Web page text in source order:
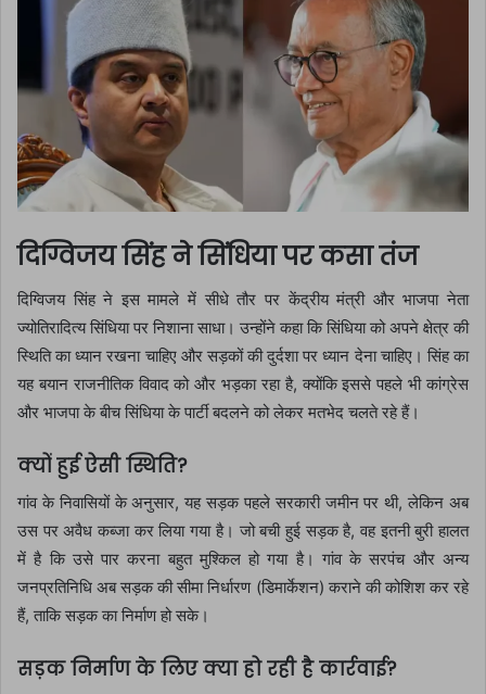
दिग्विजय सिंह ने सिंधिया पर कसा तंज
दिग्विजय सिंह ने इस मामले में सीधे तौर पर केंद्रीय मंत्री और भाजपा नेता
ज्योतिरादित्य सिंधिया पर निशाना साधा। उन्होंने कहा कि सिंधिया को अपने क्षेत्र की
स्थिति का ध्यान रखना चाहिए और सड़कों की दुर्दशा पर ध्यान देना चाहिए। सिंह का
यह बयान राजनीतिक विवाद को और भड़का रहा है, क्योंकि इससे पहले भी कांग्रेस
और भाजपा के बीच सिंधिया के पार्टी बदलने को लेकर मतभेद चलते रहे हैं।
क्यों हुई ऐसी स्थिति?
गांव के निवासियों के अनुसार, यह सड़क पहले सरकारी जमीन पर थी, लेकिन अब
उस पर अवैध कब्जा कर लिया गया है। जो बची हुई सड़क है, वह इतनी बुरी हालत
में है कि उसे पार करना बहुत मुश्किल हो गया है। गांव के सरपंच और अन्य
जनप्रतिनिधि अब सड़क की सीमा निर्धारण (डिमार्केशन) कराने की कोशिश कर रहे
हैं, ताकि सड़क का निर्माण हो सके।
सड़क निर्माण के लिए क्या हो रही है कार्रवाई?